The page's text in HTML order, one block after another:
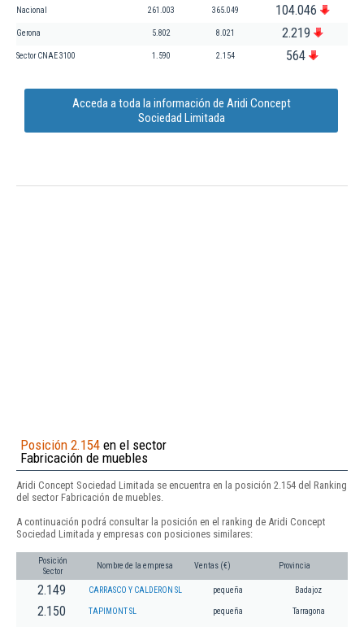
Nacional 261.003 365.049 104.046
Gerona 5.802 8.021 2.219
Sector CNAE 3100 1.590 2.154 564
Acceda a toda la información de Aridi Concept
Sociedad Limitada
Posición 2.154 en el sector
Fabricación de muebles
Aridi Concept Sociedad Limitada se encuentra en la posición 2.154 del Ranking
del sector Fabricación de muebles.
A continuación podrá consultar la posición en el ranking de Aridi Concept
Sociedad Limitada y empresas con posiciones similares:
Posición
Sector
Nombre de la empresa Ventas (€) Provincia
2.149 CARRASCO Y CALDERON SL pequeña Badajoz
2.150 TAPIMONT SL pequeña Tarragona